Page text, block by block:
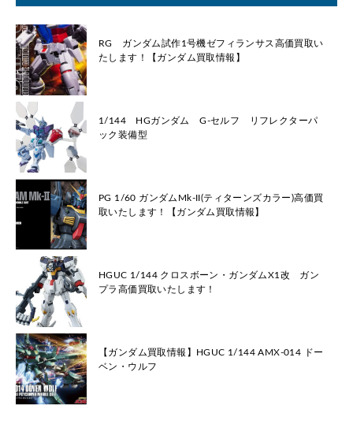
RG ガンダム試作1号機ゼフィランサス高価買取い
たします！【ガンダム買取情報】
1/144 HGガンダム G-セルフ リフレクターパ
ック装備型
PG 1/60 ガンダムMk-II(ティターンズカラー)高価買
取いたします！【ガンダム買取情報】
HGUC 1/144 クロスボーン・ガンダムX1改 ガン
プラ高価買取いたします！
【ガンダム買取情報】HGUC 1/144 AMX-014 ドー
ベン・ウルフ